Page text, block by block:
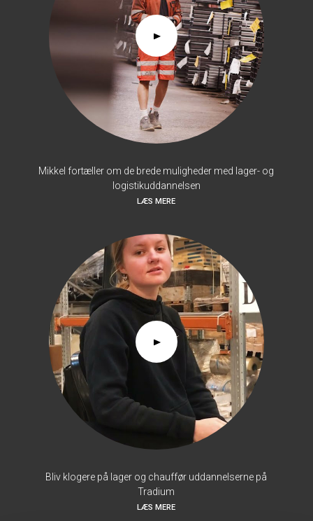
Mikkel fortæller om de brede muligheder med lager- og
logistikuddannelsen
LÆS MERE
Bliv klogere på lager og chauffør uddannelserne på
Tradium
LÆS MERE